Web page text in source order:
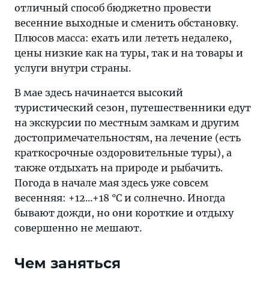
отличный способ бюджетно провести
весенние выходные и сменить обстановку.
Плюсов масса: ехать или лететь недалеко,
цены низкие как на туры, так и на товары и
услуги внутри страны.
В мае здесь начинается высокий
туристический сезон, путешественники едут
на экскурсии по местным замкам и другим
достопримечательностям, на лечение (есть
краткосрочные оздоровительные туры), а
также отдыхать на природе и рыбачить.
Погода в начале мая здесь уже совсем
весенняя: +12...+18 °C и солнечно. Иногда
бывают дожди, но они короткие и отдыху
совершенно не мешают.
Чем заняться